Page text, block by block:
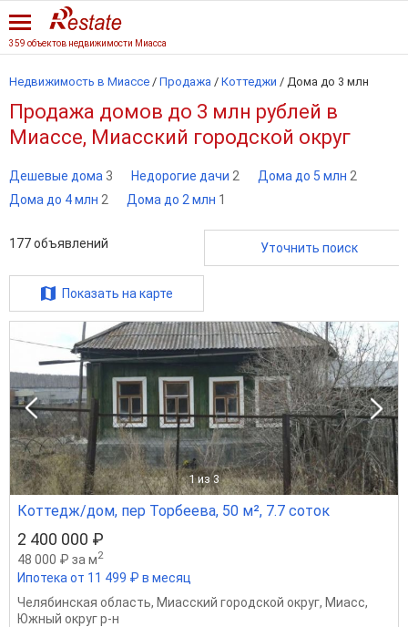
359 объектов недвижимости Миасса
Недвижимость в Миассе / Продажа / Коттеджи / Дома до 3 млн
Продажа домов до 3 млн рублей в
Миассе, Миасский городской округ
Дешевые дома 3 Недорогие дачи 2 Дома до 5 млн 2
Дома до 4 млн 2 Дома до 2 млн 1
177объявлений Уточнить поиск
Показать на карте
1 из 3
Коттедж/дом, пер Торбеева, 50 м², 7.7 соток
2 400 000 ₽
48 000 ₽ за м2
Ипотека от 11 499 ₽ в месяц
Челябинская область, Миасский городской округ, Миасс,
Южный округ р-н